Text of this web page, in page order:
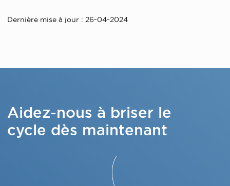
Dernière mise à jour : 26-04-2024
Aidez-nous à briser le
cycle dès maintenant